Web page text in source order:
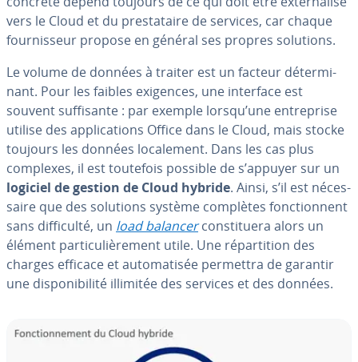
vers le Cloud et du pres­ta­taire de services, car chaque
four­nis­seur propose en général ses propres solutions.
Le volume de données à traiter est un facteur dé­ter­mi­
nant. Pour les faibles exigences, une interface est
souvent suf­fi­sante : par exemple lorsqu’une en­tre­prise
utilise des ap­pli­ca­tions Office dans le Cloud, mais stocke
toujours les données lo­ca­le­ment. Dans les cas plus
complexes, il est toutefois possible de s’appuyer sur un
logiciel de gestion de Cloud hybride. Ainsi, s’il est né­ces­
saire que des solutions système complètes fonc­tion­nent
sans dif­fi­culté, un load balancercons­ti­tuera alors un
élément par­ti­cu­liè­re­ment utile. Une ré­par­ti­tion des
charges efficace et au­to­ma­ti­sée permettra de garantir
une dis­po­ni­bi­lité illimitée des services et des données.